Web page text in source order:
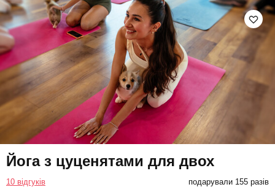
Йога з цуценятами для двох
10 відгуків подарували 155 разів